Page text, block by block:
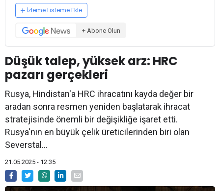
İzleme Listeme Ekle
+ Abone Olun
Düşük talep, yüksek arz: HRC
pazarı gerçekleri
Rusya, Hindistan'a HRC ihracatını kayda değer bir
aradan sonra resmen yeniden başlatarak ihracat
stratejisinde önemli bir değişikliğe işaret etti.
Rusya'nın en büyük çelik üreticilerinden biri olan
Severstal...
21.05.2025 - 12:35